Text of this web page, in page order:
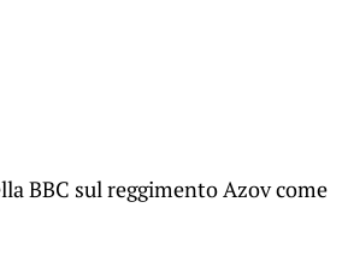
BBC sul reggimento Azov come